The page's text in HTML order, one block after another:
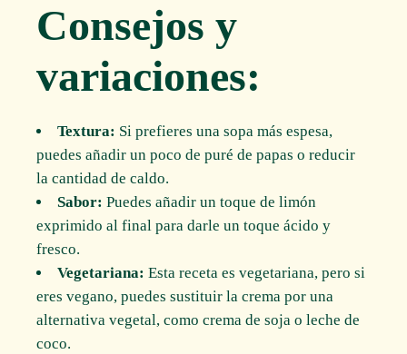
Consejos y
variaciones:
Textura: Si prefieres una sopa más espesa,
puedes añadir un poco de puré de papas o reducir
la cantidad de caldo.
Sabor: Puedes añadir un toque de limón
exprimido al final para darle un toque ácido y
fresco.
Vegetariana: Esta receta es vegetariana, pero si
eres vegano, puedes sustituir la crema por una
alternativa vegetal, como crema de soja o leche de
coco.